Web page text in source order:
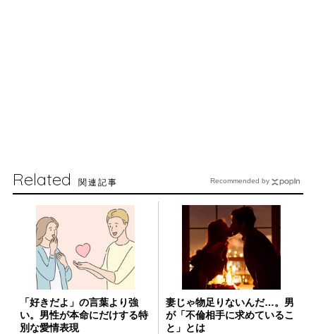
Related 関連記事
「好きだよ」の言葉より強
い。男性が本命にだけする特
別な愛情表現
妻じゃ物足りないんだ…。男
が「不倫相手に求めているこ
と」とは
Recommended by